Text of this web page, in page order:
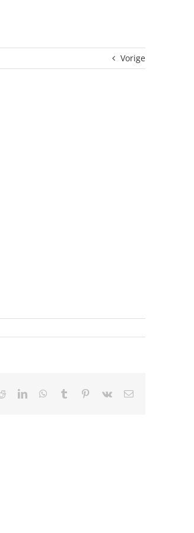
Vorige
RedditLinkedInWhatsApp
Tumblr Pinterest
Vk
E-